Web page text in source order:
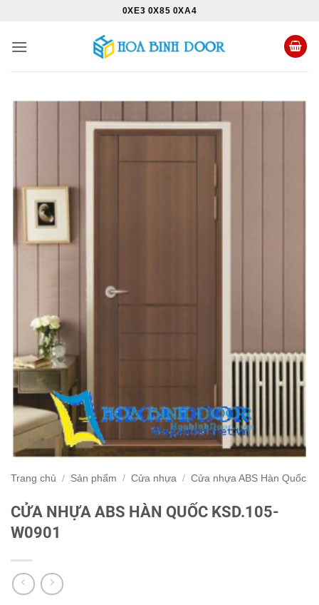
nội
0XE3 0X85 0XA4
Trang chủ / Sản phẩm / Cửa nhựa / Cửa nhựa ABS Hàn Quốc
CỬA NHỰA ABS HÀN QUỐC KSD.105-
W0901